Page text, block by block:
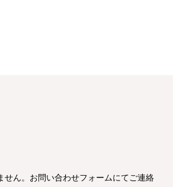
ん。お問い合わせフォームにてご連絡